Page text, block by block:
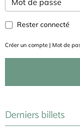
Rester connecté
Créer un compte | Mot de
Derniers billets